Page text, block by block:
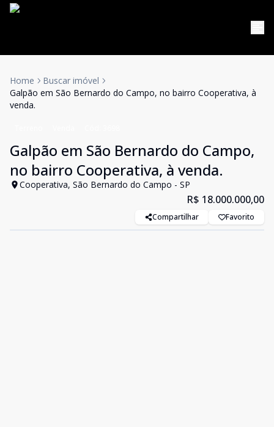
Home
Buscar imóvel
Galpão em São Bernardo do Campo, no bairro Cooperativa, à
venda.
Galpão em São Bernardo do Campo,
no bairro Cooperativa, à venda.
Cooperativa, São Bernardo do Campo - SP
R$ 18.000.000,00
Compartilhar Favorito